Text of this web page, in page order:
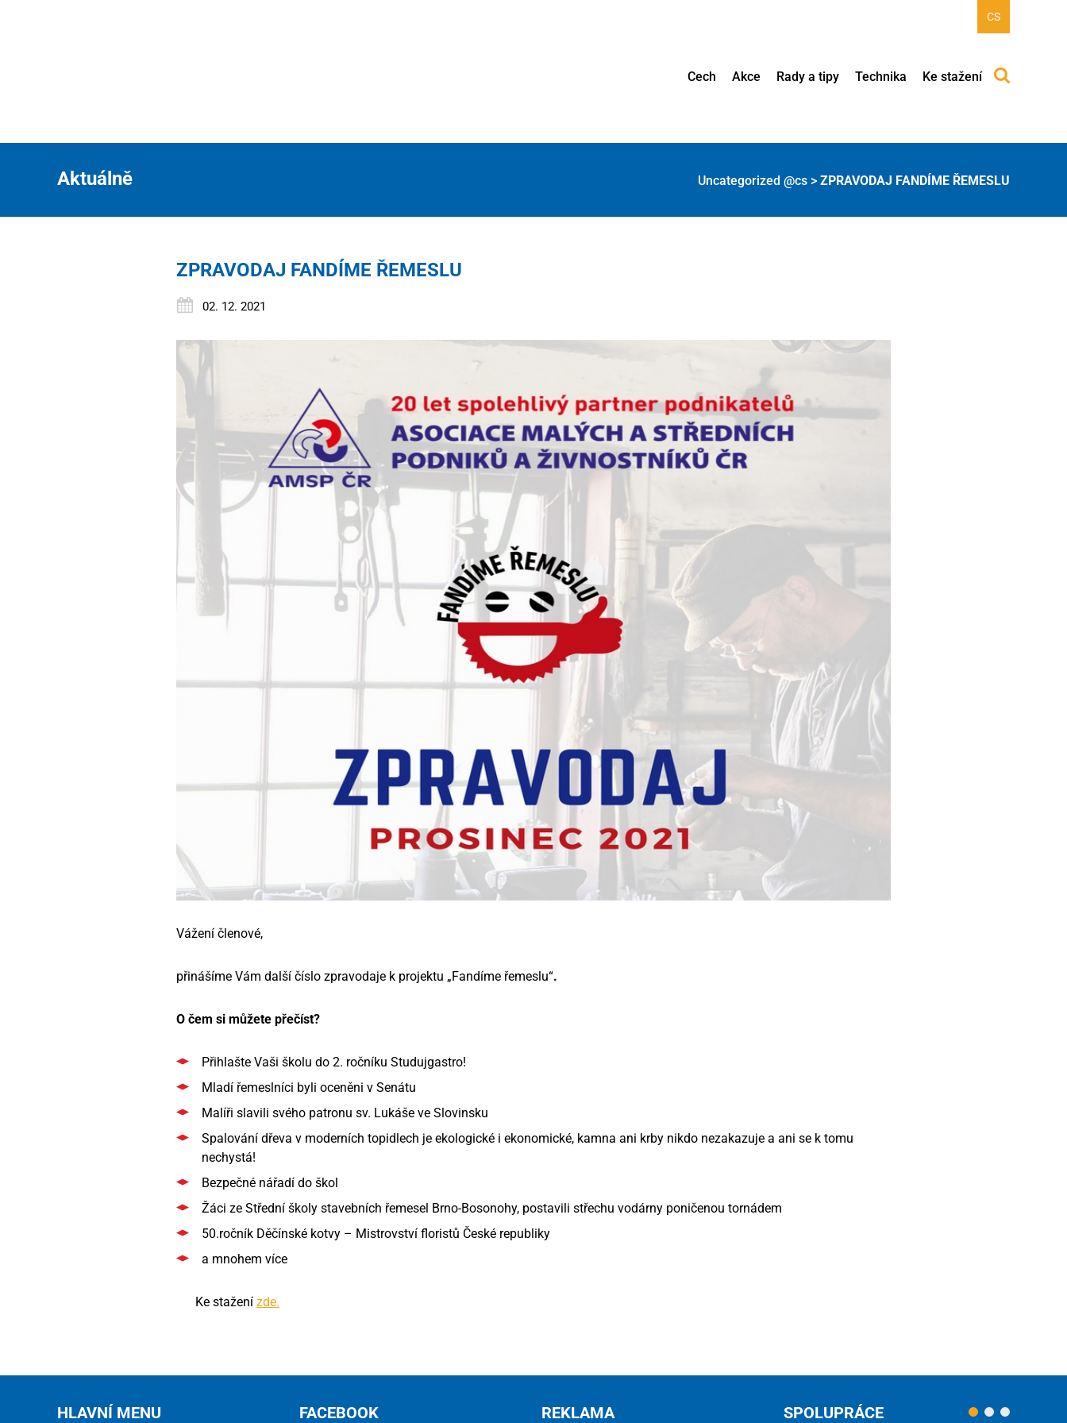
CS
Cech Akce Rady a tipy Technika Ke stažení
Aktuálně Uncategorized @cs > ZPRAVODAJ FANDÍME ŘEMESLU
ZPRAVODAJ FANDÍME ŘEMESLU
02. 12. 2021
Vážení členové,
přinášíme Vám další číslo zpravodaje k projektu „Fandíme řemeslu“.
O čem si můžete přečíst?
Přihlašte Vaši školu do 2. ročníku Studujgastro!
Mladí řemeslníci byli oceněni v Senátu
Malíři slavili svého patronu sv. Lukáše ve Slovinsku
Spalování dřeva v moderních topidlech je ekologické i ekonomické, kamna ani krby nikdo nezakazuje a ani se k tomu
nechystá!
Bezpečné nářadí do škol
Žáci ze Střední školy stavebních řemesel Brno-Bosonohy, postavili střechu vodárny poničenou tornádem
50.ročník Děčínské kotvy – Mistrovství floristů České republiky
a mnohem více
Ke stažení zde.
HLAVNÍ MENU FACEBOOK REKLAMA SPOLUPRÁCE